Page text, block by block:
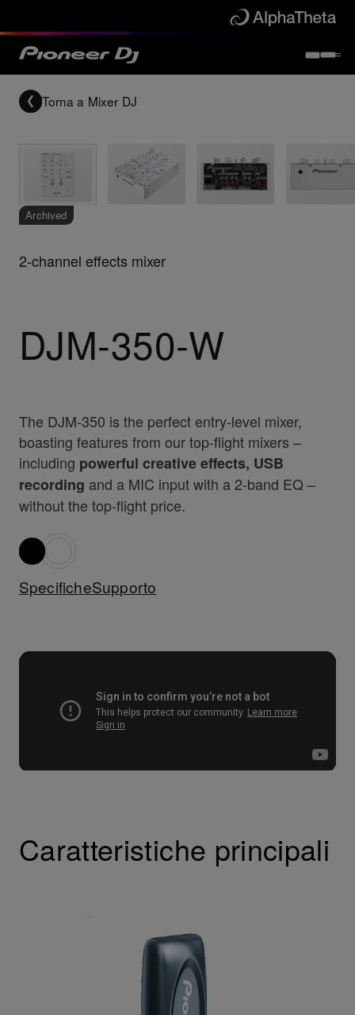
Torna a Mixer DJ
Archived
2-channel effects mixer
DJM-350-W
The DJM-350 is the perfect entry-level mixer,
boasting features from our top-flight mixers –
including powerful creative effects, USB
recording and a MIC input with a 2-band EQ –
without the top-flight price.
SpecificheSupporto
Caratteristiche principali